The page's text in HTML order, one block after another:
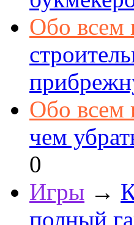
Обо всем
Обо всем
чем
0
Игры →
полный